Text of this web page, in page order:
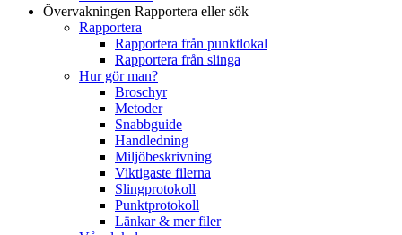
Övervakningen Rapportera eller sök
Rapportera
Rapportera från punktlokal
Rapportera från slinga
Hur gör man?
Broschyr
Metoder
Snabbguide
Handledning
Miljöbeskrivning
Viktigaste filerna
Slingprotokoll
Punktprotokoll
Länkar & mer filer